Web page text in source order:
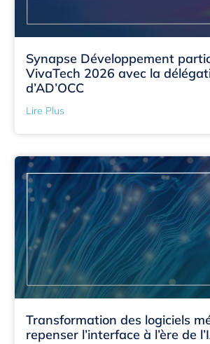
Synapse Développement
VivaTech 2026 avec la
d’AD’OCC
Lire Plus
Transformation des logiciels
repenser l’interface à l’ère de